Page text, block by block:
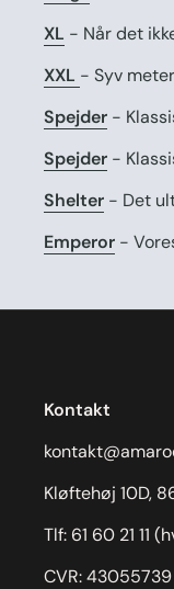
XL - Når det
XXL - Syv
Spejder -
Spejder -
Shelter - Det
Emperor -
Kontakt
Kløftehøj 10D,
Tlf: 61 60 21 11
CVR: 43055739